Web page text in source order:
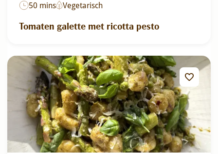
50 mins Vegetarisch
Tomaten galette met ricotta pesto